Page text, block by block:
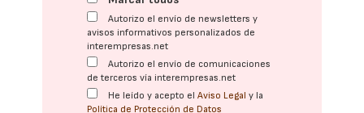
Autorizo el envío de newsletters y
avisos informativos personalizados de
interempresas.net
Autorizo el envío de comunicaciones
de terceros vía interempresas.net
He leído y acepto elAviso Legal y la
Política de Protección de Datos